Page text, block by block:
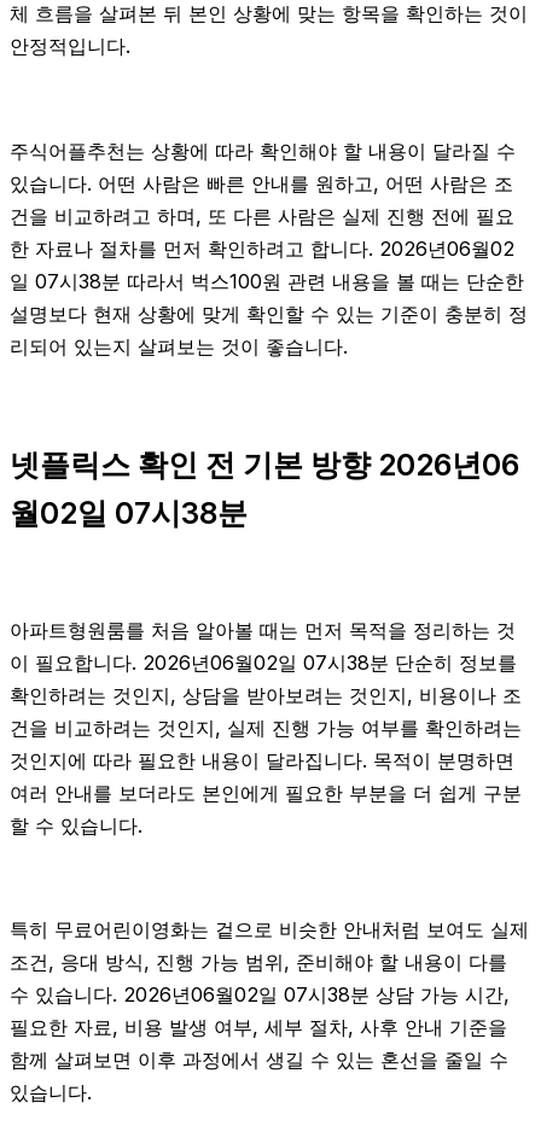
체 흐름을 살펴본 뒤 본인 상황에 맞는 항목을 확인하는 것이
안정적입니다.
주식어플추천는 상황에 따라 확인해야 할 내용이 달라질 수
있습니다. 어떤 사람은 빠른 안내를 원하고, 어떤 사람은 조
건을 비교하려고 하며, 또 다른 사람은 실제 진행 전에 필요
한 자료나 절차를 먼저 확인하려고 합니다. 2026년06월02
일 07시38분 따라서 벅스100원 관련 내용을 볼 때는 단순한
설명보다 현재 상황에 맞게 확인할 수 있는 기준이 충분히 정
리되어 있는지 살펴보는 것이 좋습니다.
넷플릭스 확인 전 기본 방향 2026년06
월02일 07시38분
아파트형원룸를 처음 알아볼 때는 먼저 목적을 정리하는 것
이 필요합니다. 2026년06월02일 07시38분 단순히 정보를
확인하려는 것인지, 상담을 받아보려는 것인지, 비용이나 조
건을 비교하려는 것인지, 실제 진행 가능 여부를 확인하려는
것인지에 따라 필요한 내용이 달라집니다. 목적이 분명하면
여러 안내를 보더라도 본인에게 필요한 부분을 더 쉽게 구분
할 수 있습니다.
특히 무료어린이영화는 겉으로 비슷한 안내처럼 보여도 실제
조건, 응대 방식, 진행 가능 범위, 준비해야 할 내용이 다를
수 있습니다. 2026년06월02일 07시38분 상담 가능 시간,
필요한 자료, 비용 발생 여부, 세부 절차, 사후 안내 기준을
함께 살펴보면 이후 과정에서 생길 수 있는 혼선을 줄일 수
있습니다.